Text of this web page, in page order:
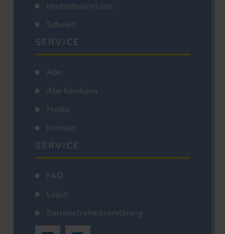
Hochschulen/Unis
Schulen
SERVICE
Abo
Abo kündigen
Media
Kontakt
SERVICE
FAQ
Login
Barrierefreiheitserklärung